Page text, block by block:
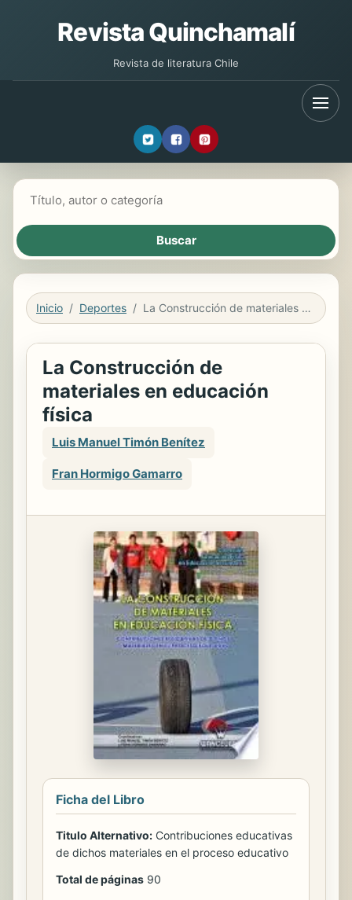
Revista Quinchamalí
Revista de literatura Chile
Inicio Deportes La Construcción de materiales en educación física
La Construcción de
materiales en educación
física
Luis Manuel Timón Benítez
Fran Hormigo Gamarro
Ficha del Libro
Titulo Alternativo: Contribuciones educativas
de dichos materiales en el proceso educativo
Total de páginas 90